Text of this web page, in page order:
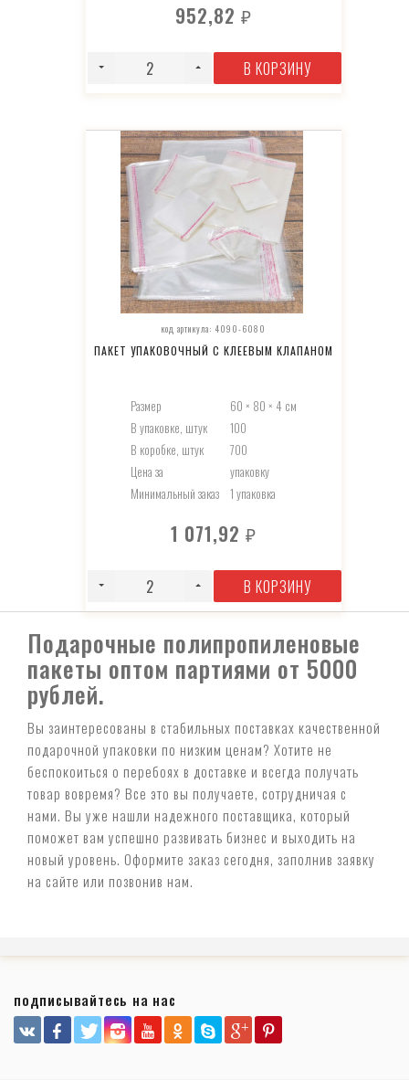
952,82₽
В КОРЗИНУ
код артикула: 4090-6080
ПАКЕТ УПАКОВОЧНЫЙ С КЛЕЕВЫМ КЛАПАНОМ
Размер
60 × 80 × 4 см
В упаковке, штук
100
В коробке, штук
700
Цена за
упаковку
Минимальный заказ
1 упаковка
1 071,92₽
В КОРЗИНУ
Подарочные полипропиленовые
пакеты оптом партиями от 5000
рублей.
Вы заинтересованы в стабильных поставках качественной
подарочной упаковки по низким ценам? Хотите не
беспокоиться о перебоях в доставке и всегда получать
товар вовремя? Все это вы получаете, сотрудничая с
нами. Вы уже нашли надежного поставщика, который
поможет вам успешно развивать бизнес и выходить на
новый уровень. Оформите заказ сегодня, заполнив заявку
на сайте или позвонив нам.
подписывайтесь на нас